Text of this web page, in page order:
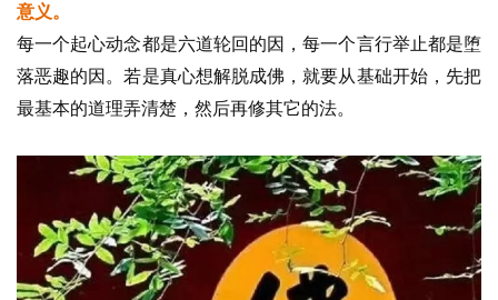
意义。
每一个起心动念都是六道轮回的因，每一个言行举止都是堕
落恶趣的因。若是真心想解脱成佛，就要从基础开始，先把
最基本的道理弄清楚，然后再修其它的法。